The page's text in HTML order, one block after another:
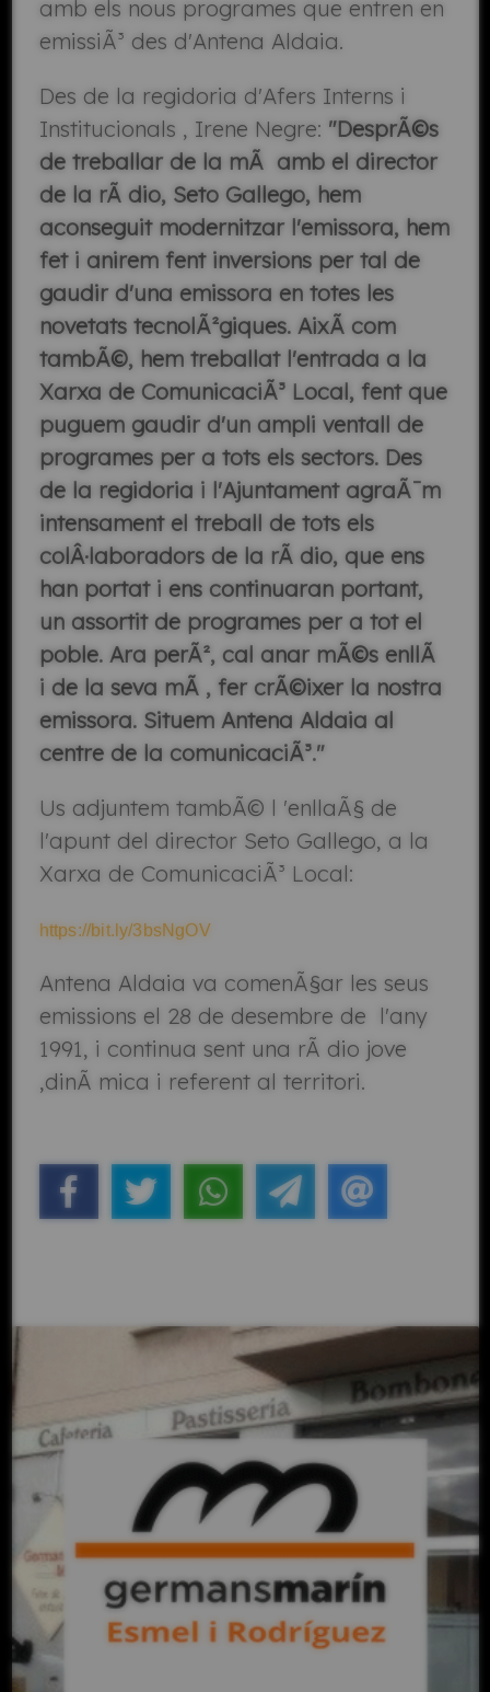
amb els nous programes que entren en
emissiÃ³ des d'Antena Aldaia.
Des de la regidoria d'Afers Interns i
Institucionals , Irene Negre: "DesprÃ©s
de treballar de la mÃ amb el director
de la rÃ dio, Seto Gallego, hem
aconseguit modernitzar l'emissora, hem
fet i anirem fent inversions per tal de
gaudir d'una emissora en totes les
novetats tecnolÃ²giques. AixÃ­ com
tambÃ©, hem treballat l'entrada a la
Xarxa de ComunicaciÃ³ Local, fent que
puguem gaudir d'un ampli ventall de
programes per a tots els sectors. Des
de la regidoria i l'Ajuntament agraÃ¯m
intensament el treball de tots els
colÂ·laboradors de la rÃ dio, que ens
han portat i ens continuaran portant,
un assortit de programes per a tot el
poble. Ara perÃ², cal anar mÃ©s enllÃ
i de la seva mÃ , fer crÃ©ixer la nostra
emissora. Situem Antena Aldaia al
centre de la comunicaciÃ³."
Us adjuntem tambÃ© l 'enllaÃ§ de
l'apunt del director Seto Gallego, a la
Xarxa de ComunicaciÃ³ Local:
https://bit.ly/3bsNgOV
Antena Aldaia va comenÃ§ar les seus
emissions el 28 de desembre de l'any
1991, i continua sent una rÃ dio jove
,dinÃ mica i referent al territori.